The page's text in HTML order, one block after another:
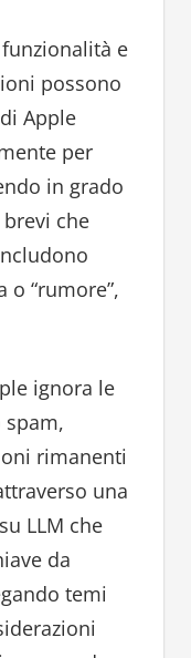
e
possono
Apple
per
in grado
che
“rumore”,
ignora le
spam,
rimanenti
una
LLM che
da
temi